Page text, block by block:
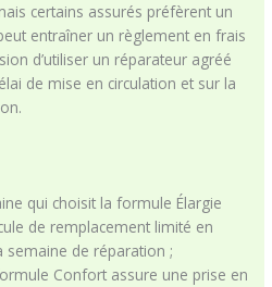
certains assurés préfèrent un
entraîner un règlement en frais
d’utiliser un réparateur agréé
de mise en circulation et sur la
qui choisit la formule Élargie
de remplacement limité en
de réparation ;
Confort assure une prise en